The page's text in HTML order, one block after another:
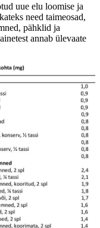
uue elu loomise ja
need taimeosad,
pähklid ja
annab ülevaate